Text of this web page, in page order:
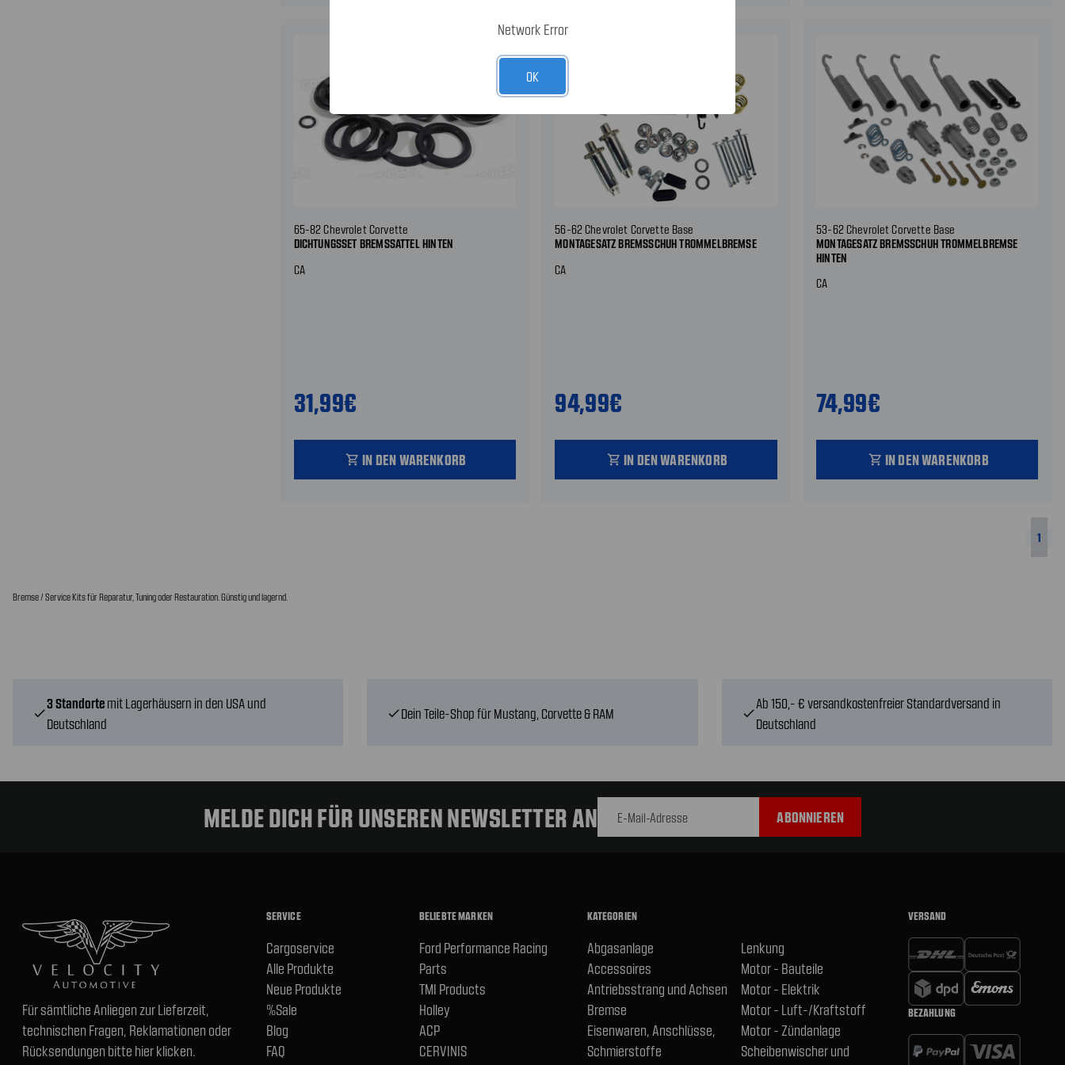
65-82 Chevrolet Corvette
DICHTUNGSSET BREMSSATTEL HINTEN
CA
31,99€
shopping_cart IN DEN WARENKORB
56-62 Chevrolet Corvette Base
MONTAGESATZ BREMSSCHUH TROMMELBREMSE
CA
94,99€
shopping_cart IN DEN WARENKORB
53-62 Chevrolet Corvette Base
MONTAGESATZ BREMSSCHUH TROMMELBREMSE
HINTEN
CA
74,99€
shopping_cart IN DEN WARENKORB
1
Bremse / Service Kits für Reparatur, Tuning oder Restauration. Günstig und lagernd.
check
3 Standorte mit Lagerhäusern in den USA und
Deutschland
checkDein Teile-Shop für Mustang, Corvette & RAM check
Ab 150,- € versandkostenfreier Standardversand in
Deutschland
MELDE DICH FÜR UNSEREN NEWSLETTER AN
Für sämtliche Anliegen zur Lieferzeit,
technischen Fragen, Reklamationen oder
Rücksendungen bitte hier klicken.
SERVICE
Cargoservice
Alle Produkte
Neue Produkte
%Sale
Blog
FAQ
BELIEBTE MARKEN
Ford Performance Racing
Parts
TMI Products
Holley
ACP
CERVINIS
KATEGORIEN
Abgasanlage
Accessoires
Antriebsstrang und Achsen
Bremse
Eisenwaren, Anschlüsse,
Schmierstoffe
Lenkung
Motor - Bauteile
Motor - Elektrik
Motor - Luft-/Kraftstoff
Motor - Zündanlage
Scheibenwischer und
VERSAND
BEZAHLUNG
Network Error
OK